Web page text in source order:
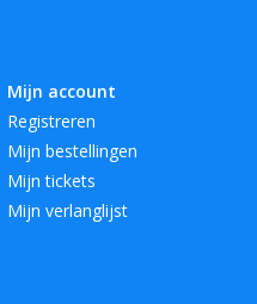
Mijn account
Registreren
Mijn bestellingen
Mijn tickets
Mijn verlanglijst